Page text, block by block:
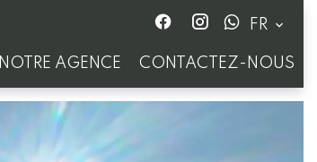
FR
NOTRE AGENCE CONTACTEZ-NOUS